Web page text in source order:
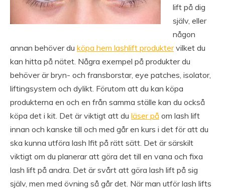
lift på dig
själv, eller
någon
annan behöver du köpa hem lashlift produktervilket du
kan hitta på nätet. Några exempel på produkter du
behöver är bryn- och fransborstar, eye patches, isolator,
liftingsystem och dylikt. Förutom att du kan köpa
produkterna en och en från samma ställe kan du också
köpa det i kit. Det är viktigt att du läser på om lash lift
innan och kanske till och med går en kurs i det för att du
ska kunna utföra lash lfit på rätt sätt. Det är särskilt
viktigt om du planerar att göra det till en vana och fixa
lash lift på andra. Det är svårt att göra lash lift på sig
själv, men med övning så går det. När man utför lash lifts